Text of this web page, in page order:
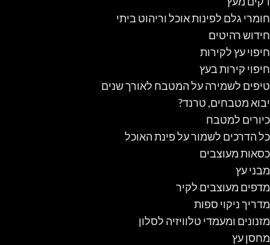
חומרי גלם לפינות אוכל וריהוט ביתי
חידוש רהיטים
חיפוי עץ לקירות
חיפוי קירות בעץ
טיפים לשמירה על המטבח לאורך שנים
יבוא מטבחים, טרנד?
כיורים למטבח
כל הדרכים לשמור על פינת האוכל
כסאות מעוצבים
מבני עץ
מדפים מעוצבים לקיר
מדריך ניקוי ספות
מזנונים ומעמדי טלוויזיה לסלון
מחסן עץ